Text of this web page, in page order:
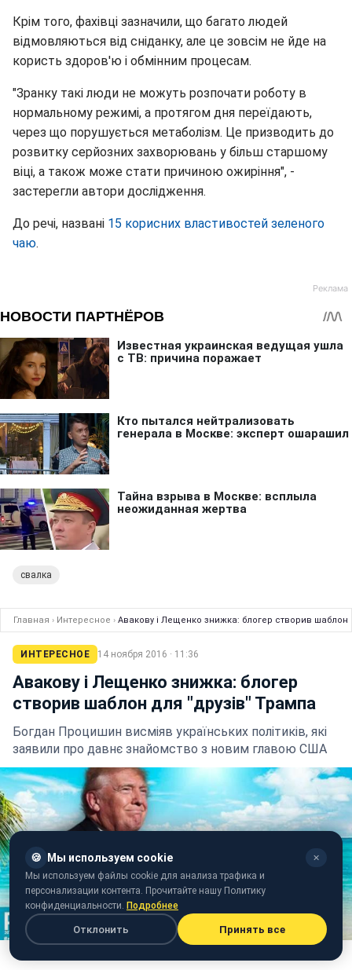
Крім того, фахівці зазначили, що багато людей
відмовляються від сніданку, але це зовсім не йде на
користь здоров'ю і обмінним процесам.
"Зранку такі люди не можуть розпочати роботу в
нормальному режимі, а протягом дня переїдають,
через що порушується метаболізм. Це призводить до
розвитку серйозних захворювань у більш старшому
віці, а також може стати причиною ожиріння", -
застерегли автори дослідження.
До речі, названі 15 корисних властивостей зеленого
чаю.
свалка
Главная › Интересное › Авакову і Лещенко знижка: блогер створив шаблон
ИНТЕРЕСНОЕ 14 ноября 2016 · 11:36
Авакову і Лещенко знижка: блогер
створив шаблон для "друзів" Трампа
Богдан Процишин висміяв українських політиків, які
заявили про давнє знайомство з новим главою США
🍪 Мы используем cookie ✕
Мы используем файлы cookie для анализа трафика и
персонализации контента. Прочитайте нашу Политику
конфиденциальности. Подробнее
Отклонить Принять все